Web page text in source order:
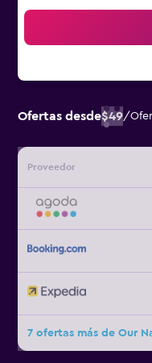
Ofertas desde$49/
Proveedor
7 ofertas más de Our